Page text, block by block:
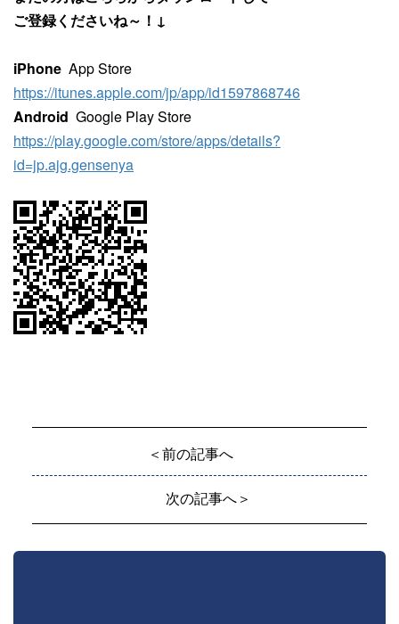
ご登録くださいね～！↓
iPhone App Store
https://itunes.apple.com/jp/app/id1597868746
Android Google Play Store
https://play.google.com/store/apps/details?
id=jp.ajg.gensenya
＜前の記事へ
次の記事へ＞